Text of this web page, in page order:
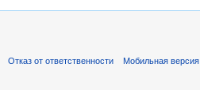
Отказ от ответственности Мобильная версия